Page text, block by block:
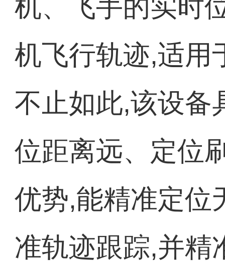
机、飞手的实时
机飞行轨迹,适用
不止如此,该设备
位距离远、定位
优势,能精准定位
准轨迹跟踪,并精